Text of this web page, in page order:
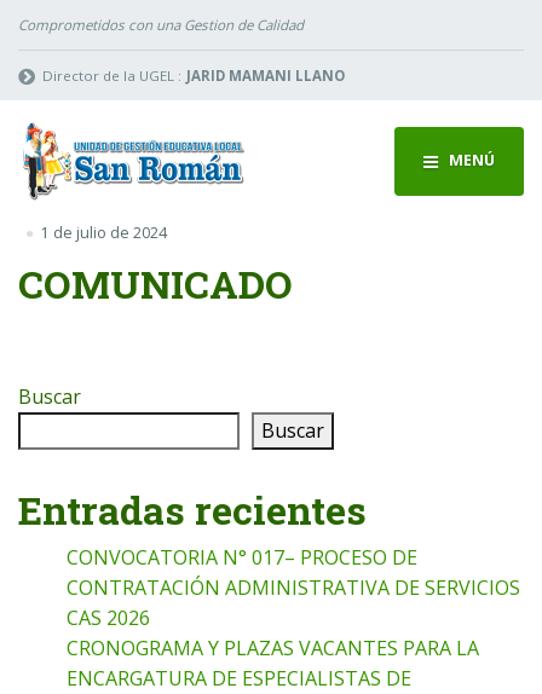
Comprometidos con una Gestion de Calidad
Director de la UGEL : JARID MAMANI LLANO
MENÚ
1 de julio de 2024
COMUNICADO
Buscar
Buscar
Entradas recientes
CONVOCATORIA N° 017– PROCESO DE
CONTRATACIÓN ADMINISTRATIVA DE SERVICIOS
CAS 2026
CRONOGRAMA Y PLAZAS VACANTES PARA LA
ENCARGATURA DE ESPECIALISTAS DE